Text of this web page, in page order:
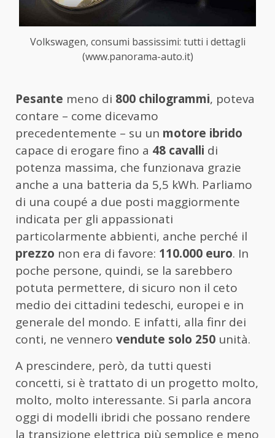
Volkswagen, consumi bassissimi: tutti i dettagli
(www.panorama-auto.it)
Pesante meno di 800 chilogrammi, poteva
contare – come dicevamo
precedentemente – su un motore ibrido
capace di erogare fino a 48 cavalli di
potenza massima, che funzionava grazie
anche a una batteria da 5,5 kWh. Parliamo
di una coupé a due posti maggiormente
indicata per gli appassionati
particolarmente abbienti, anche perché il
prezzo non era di favore: 110.000 euro. In
poche persone, quindi, se la sarebbero
potuta permettere, di sicuro non il ceto
medio dei cittadini tedeschi, europei e in
generale del mondo. E infatti, alla finr dei
conti, ne vennero vendute solo 250 unità.
A prescindere, però, da tutti questi
concetti, si è trattato di un progetto molto,
molto, molto interessante. Si parla ancora
oggi di modelli ibridi che possano rendere
la transizione elettrica più semplice e meno